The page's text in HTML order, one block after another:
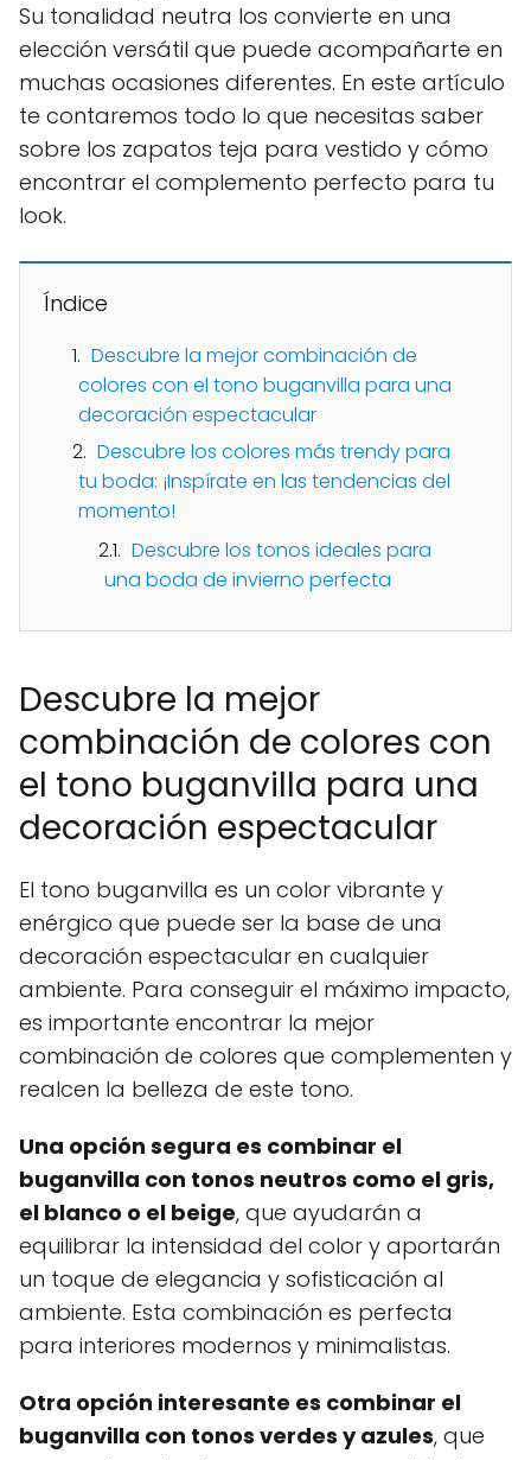
Su tonalidad neutra los convierte en una
elección versátil que puede acompañarte en
muchas ocasiones diferentes. En este artículo
te contaremos todo lo que necesitas saber
sobre los zapatos teja para vestido y cómo
encontrar el complemento perfecto para tu
look.
Índice
Descubre la mejor combinación de
colores con el tono buganvilla para una
decoración espectacular
Descubre los colores más trendy para
tu boda: ¡Inspírate en las tendencias del
momento!
Descubre los tonos ideales para
una boda de invierno perfecta
Descubre la mejor
combinación de colores con
el tono buganvilla para una
decoración espectacular
El tono buganvilla es un color vibrante y
enérgico que puede ser la base de una
decoración espectacular en cualquier
ambiente. Para conseguir el máximo impacto,
es importante encontrar la mejor
combinación de colores que complementen y
realcen la belleza de este tono.
Una opción segura es combinar el
buganvilla con tonos neutros como el gris,
el blanco o el beige, que ayudarán a
equilibrar la intensidad del color y aportarán
un toque de elegancia y sofisticación al
ambiente. Esta combinación es perfecta
para interiores modernos y minimalistas.
Otra opción interesante es combinar el
buganvilla con tonos verdes y azules, que